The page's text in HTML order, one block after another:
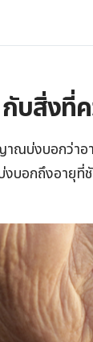
บสิ่งที่
ณบ่งบอกว่า
อกถึงอายุที่ชั